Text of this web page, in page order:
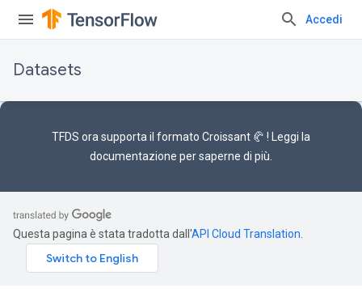
Accedi
Datasets
TFDS ora supporta il formato Croissant 🥐 ! Leggi la
documentazione per saperne di più.
Questa pagina è stata tradotta dall'API Cloud Translation